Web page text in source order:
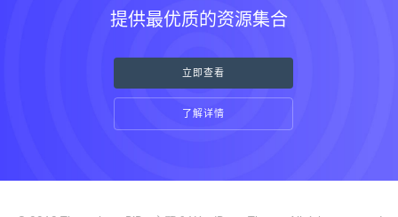
提供最优质的资源集合
立即查看
了解详情